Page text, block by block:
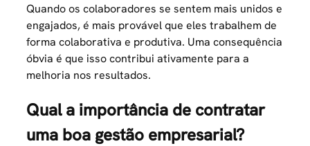
Quando os colaboradores se sentem mais unidos e
engajados, é mais provável que eles trabalhem de
forma colaborativa e produtiva. Uma consequência
óbvia é que isso contribui ativamente para a
melhoria nos resultados.
Qual a importância de contratar
uma boa gestão empresarial?